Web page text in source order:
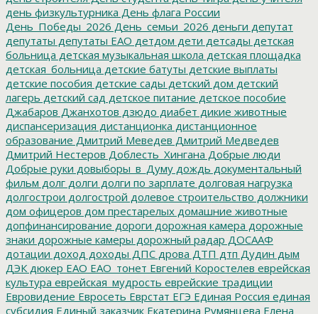
день физкультурника День флага России
День_Победы_2026 День_семьи_2026 деньги депутат
депутаты депутаты ЕАО детдом дети детсады детская
больница детская музыкальная школа детская площадка
детская_больница детские батуты детские выплаты
детские пособия детские сады детский дом детский
лагерь детский сад детское питание детское пособие
Джабаров Джанхотов дзюдо диабет дикие животные
диспансеризация дистанционка дистанционное
образование Дмитрий Меведев Дмитрий Медведев
Дмитрий Нестеров Доблесть_Хингана Добрые люди
Добрые руки довыборы_в_Думу дождь документальный
фильм долг долги долги по зарплате долговая нагрузка
долгострои долгострой долевое строительство должники
дом офицеров дом престарелых домашние животные
допфинансирование дороги дорожная камера дорожные
знаки дорожные камеры дорожный радар ДОСААФ
дотации доход доходы ДПС дрова ДТП дтп Дудин дым
ДЭК дюкер ЕАО ЕАО_тонет Евгений Коростелев еврейская
культура еврейская_мудрость еврейские традиции
Евровидение Евросеть Еврстат ЕГЭ Единая Россия единая
субсидия Единый заказчик Екатерина Румянцева Елена